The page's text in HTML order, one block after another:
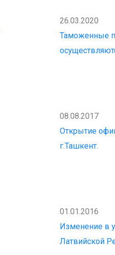
26.03.2020
Таможенные
08.08.2017
Открытие
г.Ташкент.
01.01.2016
Изменение в
Латвийской